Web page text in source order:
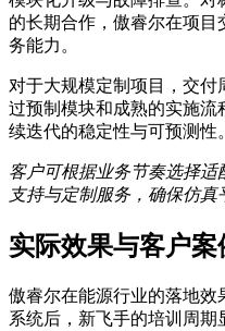
的长期合作，傲睿尔在项目
务能力。
对于大规模定制项目，交付
过预制模块和成熟的实施
续迭代的稳定性与可预测性。
客户可根据业务节奏选择
支持与定制服务，确保仿真
实际效果与客户案
傲睿尔在能源行业的落地效
系统后，新飞手的培训周